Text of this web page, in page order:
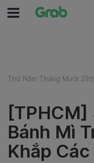
Thứ Năm Tháng Mười
[TPHCM]
Bánh Mì
Khắp Các